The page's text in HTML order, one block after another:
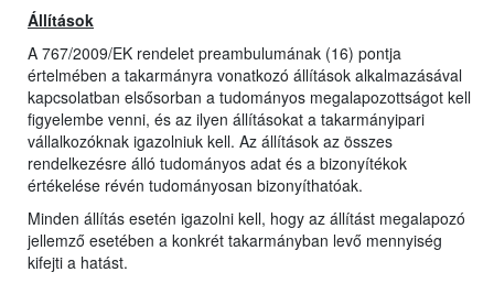
Állítások
A 767/2009/EK rendelet preambulumának (16) pontja
értelmében a takarmányra vonatkozó állítások alkalmazásával
kapcsolatban elsősorban a tudományos megalapozottságot kell
figyelembe venni, és az ilyen állításokat a takarmányipari
vállalkozóknak igazolniuk kell. Az állítások az összes
rendelkezésre álló tudományos adat és a bizonyítékok
értékelése révén tudományosan bizonyíthatóak.
Minden állítás esetén igazolni kell, hogy az állítást megalapozó
jellemző esetében a konkrét takarmányban levő mennyiség
kifejti a hatást.